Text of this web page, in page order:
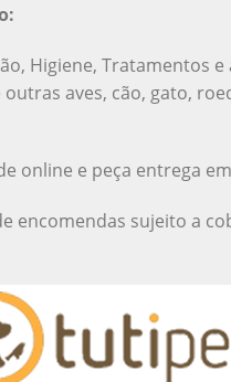
Higiene, Tratamentos e
aves, cão, gato,
online e peça entrega
encomendas sujeito a